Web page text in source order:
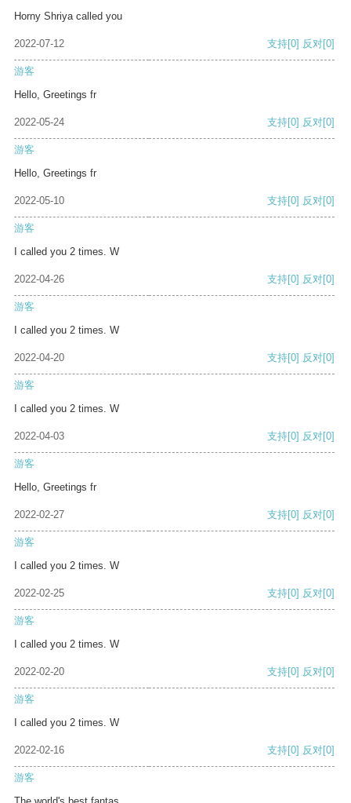
Horny Shriya called you
2022-07-12 支持[0] 反对[0]
游客
Hello, Greetings fr
2022-05-24 支持[0] 反对[0]
游客
Hello, Greetings fr
2022-05-10 支持[0] 反对[0]
游客
I called you 2 times. W
2022-04-26 支持[0] 反对[0]
游客
I called you 2 times. W
2022-04-20 支持[0] 反对[0]
游客
I called you 2 times. W
2022-04-03 支持[0] 反对[0]
游客
Hello, Greetings fr
2022-02-27 支持[0] 反对[0]
游客
I called you 2 times. W
2022-02-25 支持[0] 反对[0]
游客
I called you 2 times. W
2022-02-20 支持[0] 反对[0]
游客
I called you 2 times. W
2022-02-16 支持[0] 反对[0]
游客